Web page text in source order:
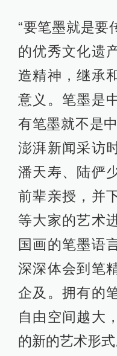
“要笔墨就是要
的优秀文化遗
造精神，继承
意义。笔墨是
有笔墨就不是
澎湃新闻采访
潘天寿、陆俨
前辈亲授，并
等大家的艺术
国画的笔墨语
深深体会到笔
企及。拥有的
自由空间越大
的新的艺术形式